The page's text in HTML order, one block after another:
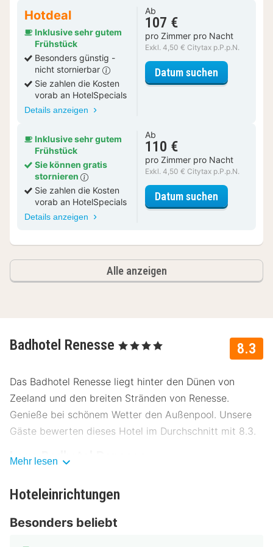
Hotdeal
Inklusive sehr gutem
Frühstück
Besonders günstig -
nicht stornierbar
Sie zahlen die Kosten
vorab an HotelSpecials
Details anzeigen
Ab
107 €
pro Zimmer pro Nacht
Exkl. 4,50 € Citytax p.P.p.N.
Datum suchen
Inklusive sehr gutem
Frühstück
Sie können gratis
stornieren
Sie zahlen die Kosten
vorab an HotelSpecials
Details anzeigen
Ab
110 €
pro Zimmer pro Nacht
Exkl. 4,50 € Citytax p.P.p.N.
Datum suchen
Alle anzeigen
8.3
Badhotel Renesse , 4 Sterne
Das Badhotel Renesse liegt hinter den Dünen von
Zeeland und den breiten Stränden von Renesse.
Genieße bei schönem Wetter den Außenpool. Unsere
Gäste bewerten dieses Hotel im Durchschnitt mit 8.3.
Lage Badhotel Renesse
Gehminuten vom Strand entfernt. Naturliebhaber sind
Landschaft mit Wäldern, Dünen, Poldern und natürlich
Mehr lesen
Hoteleinrichtungen
Besonders beliebt